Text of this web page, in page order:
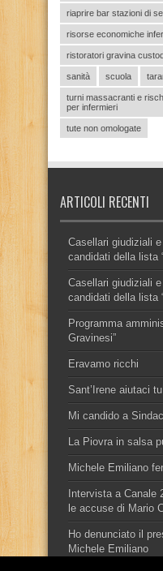
riaprire bar stazioni di
risorse economiche
ristoratori gravina
sanità scuola
turni massacranti e
per infermieri
tute non omologate
ARTICOLI RECENTI
Casellari giudiziali
candidati della lista
Casellari giudiziali
candidati della lista
Programma
Gravinesi”
Eravamo ricchi
Sant’Irene aiutaci
Mi candido a
La Piovra in salsa
Michele Emiliano
Intervista a Canale
le accuse di Mario
Ho denunciato il
Michele Emiliano